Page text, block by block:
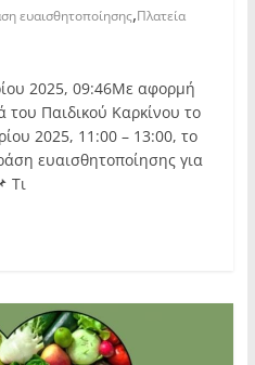
ευαισθητοποίησης,Πλατεία
2025, 09:46Με αφορμή
Παιδικού Καρκίνου το
2025, 11:00 – 13:00, το
ευαισθητοποίησης για
Τι